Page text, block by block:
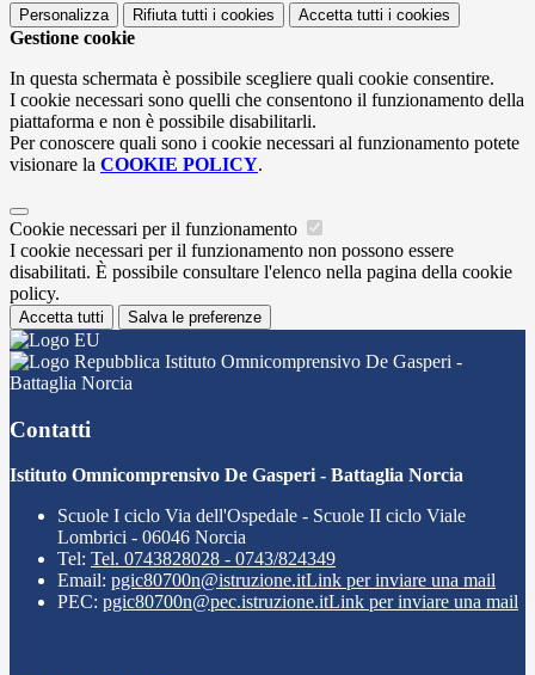
Personalizza Rifiuta tutti i cookies Accetta tutti i cookies
Gestione cookie
In questa schermata è possibile scegliere quali cookie consentire.
I cookie necessari sono quelli che consentono il funzionamento della
piattaforma e non è possibile disabilitarli.
Per conoscere quali sono i cookie necessari al funzionamento potete
visionare la COOKIE POLICY.
Cookie necessari per il funzionamento
I cookie necessari per il funzionamento non possono essere
disabilitati. È possibile consultare l'elenco nella pagina della cookie
policy.
Accetta tutti Salva le preferenze
Istituto Omnicomprensivo De Gasperi -
Battaglia Norcia
Contatti
Istituto Omnicomprensivo De Gasperi - Battaglia Norcia
Scuole I ciclo Via dell'Ospedale - Scuole II ciclo Viale
Lombrici - 06046 Norcia
Tel: Tel. 0743828028 - 0743/824349
Email: pgic80700n@istruzione.itLink per inviare una mail
PEC: pgic80700n@pec.istruzione.itLink per inviare una mail